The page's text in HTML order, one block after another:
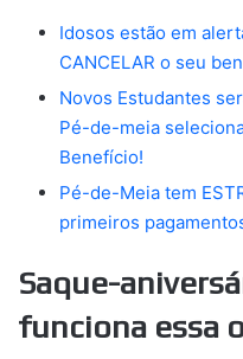
Idosos estão em
CANCELAR o seu
Novos Estudantes
Pé-de-meia
Benefício!
Pé-de-Meia tem
primeiros
Saque-
funciona essa